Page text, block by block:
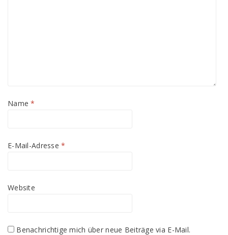
Name*
E-Mail-Adresse*
Website
Benachrichtige mich über neue Beiträge via E-Mail.